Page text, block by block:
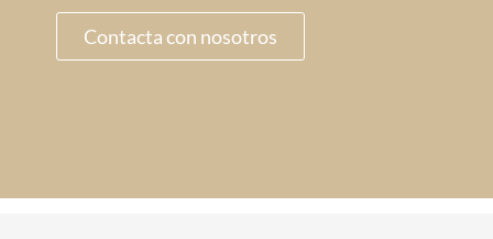
Contacta con nosotros